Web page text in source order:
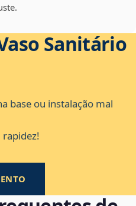
Sanitário
base ou instalação mal
rapidez!